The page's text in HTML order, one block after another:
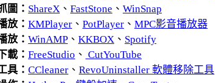
圖： ShareX、 FastStone 、 WinSnap
放： KMPlayer、 PotPlayer、 MPC影音播放器
放： WinAMP、 KKBOX、 Spotify
載： FreeStudio 、 CutYouTube
具： CCleaner、 RevoUninstaller 軟體移除工具